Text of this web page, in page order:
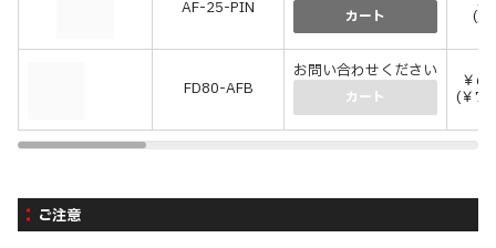
AF-25-PIN カート (別
FD80-AFB
お問い合わせください
カート
￥
(￥
ご注意